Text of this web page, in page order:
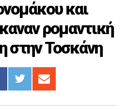
και
ρομαντική
στην Τοσκάνη